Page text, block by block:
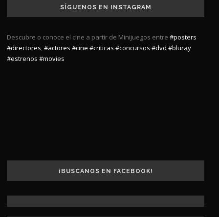
SÍGUENOS EN INSTAGRAM
Descubre o conoce el cine a partir de Minijuegos entre #posters
#directores #actores #cine #criticas #concursos #dvd #bluray
#estrenos #movies
¡BUSCANOS EN FACEBOOK!